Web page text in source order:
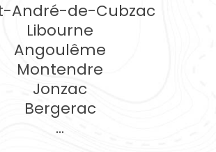
André-de-Cubzac
Libourne
Angoulême
Montendre
Jonzac
Bergerac
...